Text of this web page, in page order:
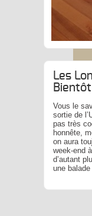
Les
Vous le
sortie de
pas très
honnête,
on aura
week-end
d’autant
une